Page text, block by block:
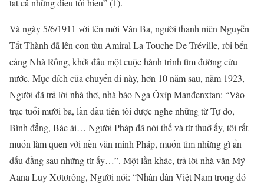
tất cả những điều tôi hiểu” (1).
Và ngày 5/6/1911 với tên mới Văn Ba, người thanh niên Nguyễn
Tất Thành đã lên con tàu Amiral La Touche De Tréville, rời bến
cảng Nhà Rồng, khởi đầu một cuộc hành trình tìm đường cứu
nước. Mục đích của chuyến đi này, hơn 10 năm sau, năm 1923,
Người đã trả lời nhà thơ, nhà báo Nga Ôxíp Manđenxtan: “Vào
trạc tuổi mười ba, lần đầu tiên tôi được nghe những từ Tự do,
Bình đẳng, Bác ái… Người Pháp đã nói thế và từ thuở ấy, tôi rất
muốn làm quen với nền văn minh Pháp, muốn tìm những gì ẩn
dấu đằng sau những từ ấy…”. Một lần khác, trả lời nhà văn Mỹ
Aana Luy Xơtơrông, Người nói: “Nhân dân Việt Nam trong đó